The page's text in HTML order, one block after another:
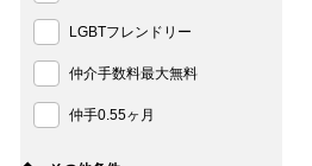
LGBTフレンドリー
仲介手数料最大無料
仲手0.55ヶ月